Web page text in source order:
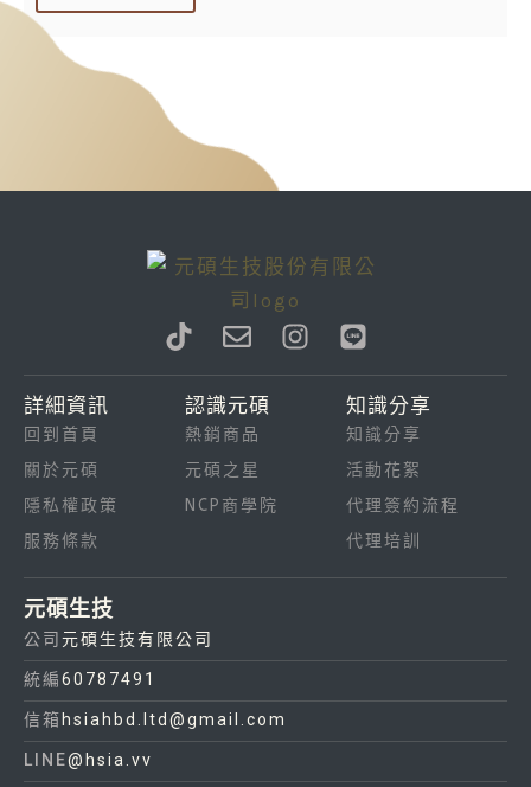
T
i
k
t
o
k
E
n
v
e
l
o
p
I
n
s
L
i
n
e
詳細資訊
回到首頁
關於元碩
隱私權政策
服務條款
認識元碩
熱銷商品
元碩之星
NCP商學院
知識分享
知識分享
活動花絮
代理簽約流程
代理培訓
元碩生技
公司 元碩生技有限公司
統編60787491
信箱 hsiahbd.ltd@gmail.com
LINE@hsia.vv